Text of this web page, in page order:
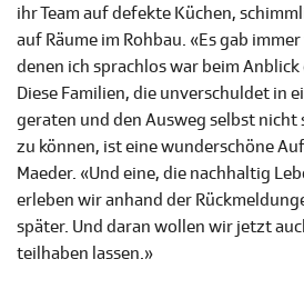
ihr Team auf defekte Küchen,
auf Räume im Rohbau. «Es gab
denen ich sprachlos war beim
Diese Familien, die unverschuldet in
geraten und den Ausweg selbst
zu können, ist eine wunderschöne
Maeder. «Und eine, die nachhaltig
erleben wir anhand der
später. Und daran wollen wir jetzt
teilhaben lassen.»